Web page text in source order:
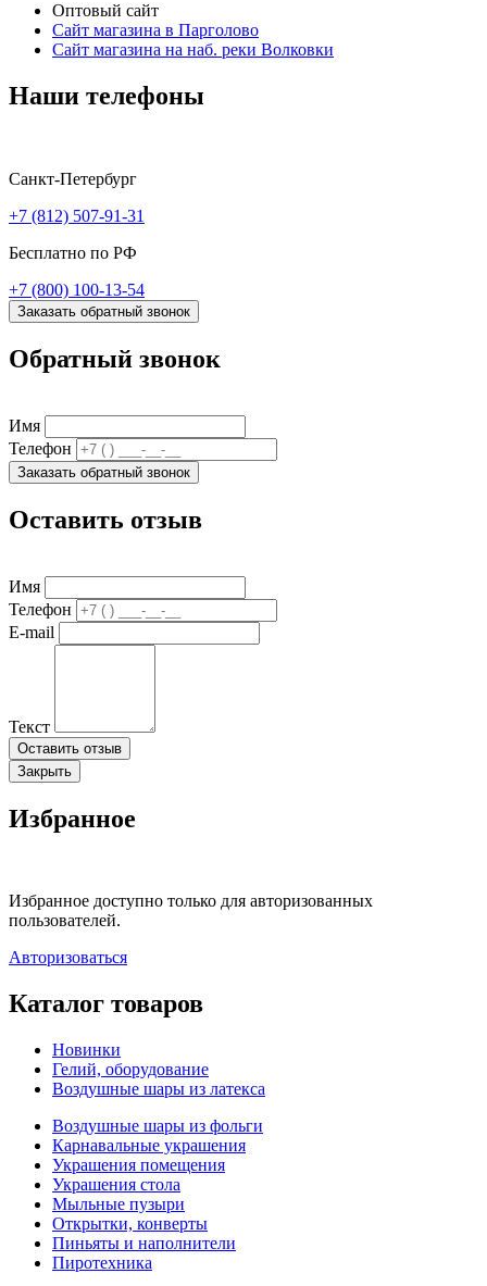
Оптовый сайт
Сайт магазина в Парголово
Сайт магазина на наб. реки Волковки
Наши телефоны
Санкт-Петербург
+7 (812) 507-91-31
Бесплатно по РФ
+7 (800) 100-13-54
Заказать обратный звонок
Обратный звонок
Имя
Телефон
Заказать обратный звонок
Оставить отзыв
Имя
Телефон
E-mail
Текст
Оставить отзыв
Закрыть
Избранное
Избранное доступно только для авторизованных
пользователей.
Авторизоваться
Каталог товаров
Новинки
Гелий, оборудование
Воздушные шары из латекса
Воздушные шары из фольги
Карнавальные украшения
Украшения помещения
Украшения стола
Мыльные пузыри
Открытки, конверты
Пиньяты и наполнители
Пиротехника